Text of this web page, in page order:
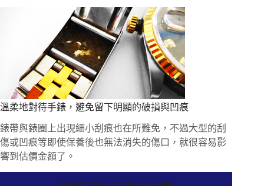
溫柔地對待手錶，避免留下明顯的破損與凹痕
錶帶與錶圈上出現細小刮痕也在所難免，不過大型的刮
傷或凹痕等即使保養後也無法消失的傷口，就很容易影
響到估價金額了。